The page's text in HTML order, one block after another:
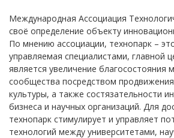
Международная Ассоциация
своё определение объекту
По мнению ассоциации, технопарк –
управляемая специалистами, главной
является увеличение благосостояния
сообщества посредством
культуры, а также состязательности
бизнеса и научных организаций. Для
технопарк стимулирует и управляет
технологий между университетами,